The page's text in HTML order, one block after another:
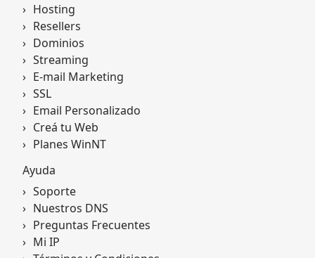
Hosting
Resellers
Dominios
Streaming
E-mail Marketing
SSL
Email Personalizado
Creá tu Web
Planes WinNT
Ayuda
Soporte
Nuestros DNS
Preguntas Frecuentes
Mi IP